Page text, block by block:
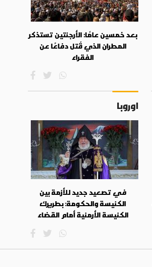
بعد خمسين عامًا: الأرجنتين تستذكر
المطران الذي قُتل دفاعًا عن
الفقراء
اوروبا
في تصعيد جديد للأزمة بين
الكنيسة والحكومة: بطريرك
الكنيسة الأرمنية أمام القضاء